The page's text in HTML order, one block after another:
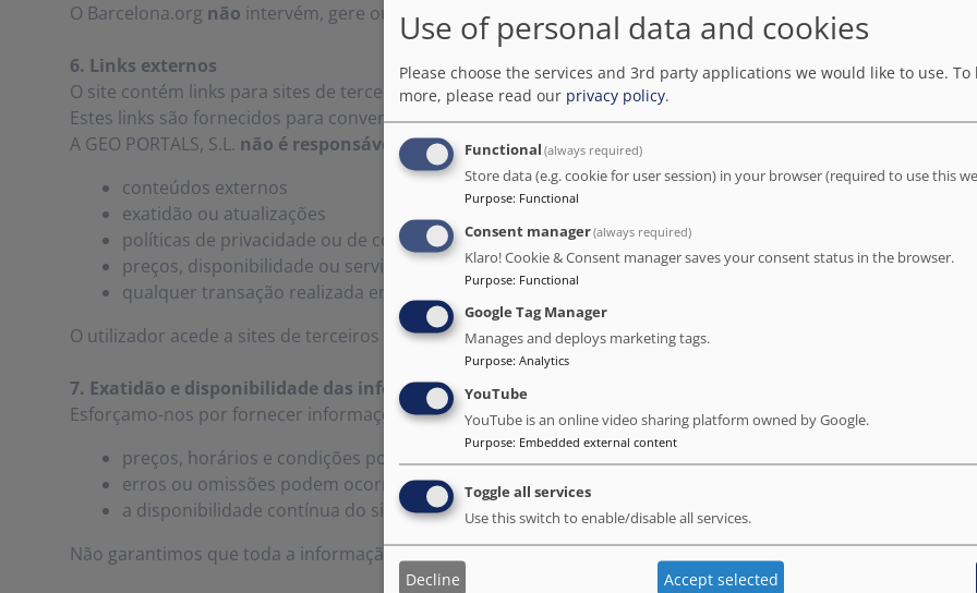
O Barcelona.org não intervém, gere ou garante reservas de hotel.
6. Links externos
O site contém links para sites de terceiros (hotéis, Booking.com, museus, transportes, atrações, etc.).
Estes links são fornecidos para conveniência do utilizador.
A GEO PORTALS, S.L. não é responsável por:
conteúdos externos
exatidão ou atualizações
políticas de privacidade ou de cookies
preços, disponibilidade ou serviços prestados
qualquer transação realizada em sites externos
O utilizador acede a sites de terceiros
por sua conta e risco.
7. Exatidão e disponibilidade das informações
Esforçamo-nos por fornecer informações precisas e atualizadas, porém:
preços, horários e condições podem mudar
erros ou omissões podem ocorrer
a disponibilidade contínua do site não é garantida
Não garantimos que toda a informação esteja completa ou totalmente atualizada.
Use of personal data and cookies
Please choose the services and 3rd party applications we would like to use. To
more, please read our privacy policy.
Functional (always required)
Store data (e.g. cookie for user session) in your browser (required to use this
Purpose: Functional
Consent manager(always required)
Klaro! Cookie & Consent manager saves your consent status in the browser.
Purpose: Functional
Google Tag Manager
Manages and deploys marketing tags.
Purpose: Analytics
YouTube
YouTube is an online video sharing platform owned by Google.
Purpose: Embedded external content
Toggle all services
Use this switch to enable/disable all services.
Decline Accept selected